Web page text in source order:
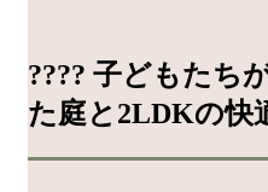
???? 子どもたち
た庭と2LDKの快